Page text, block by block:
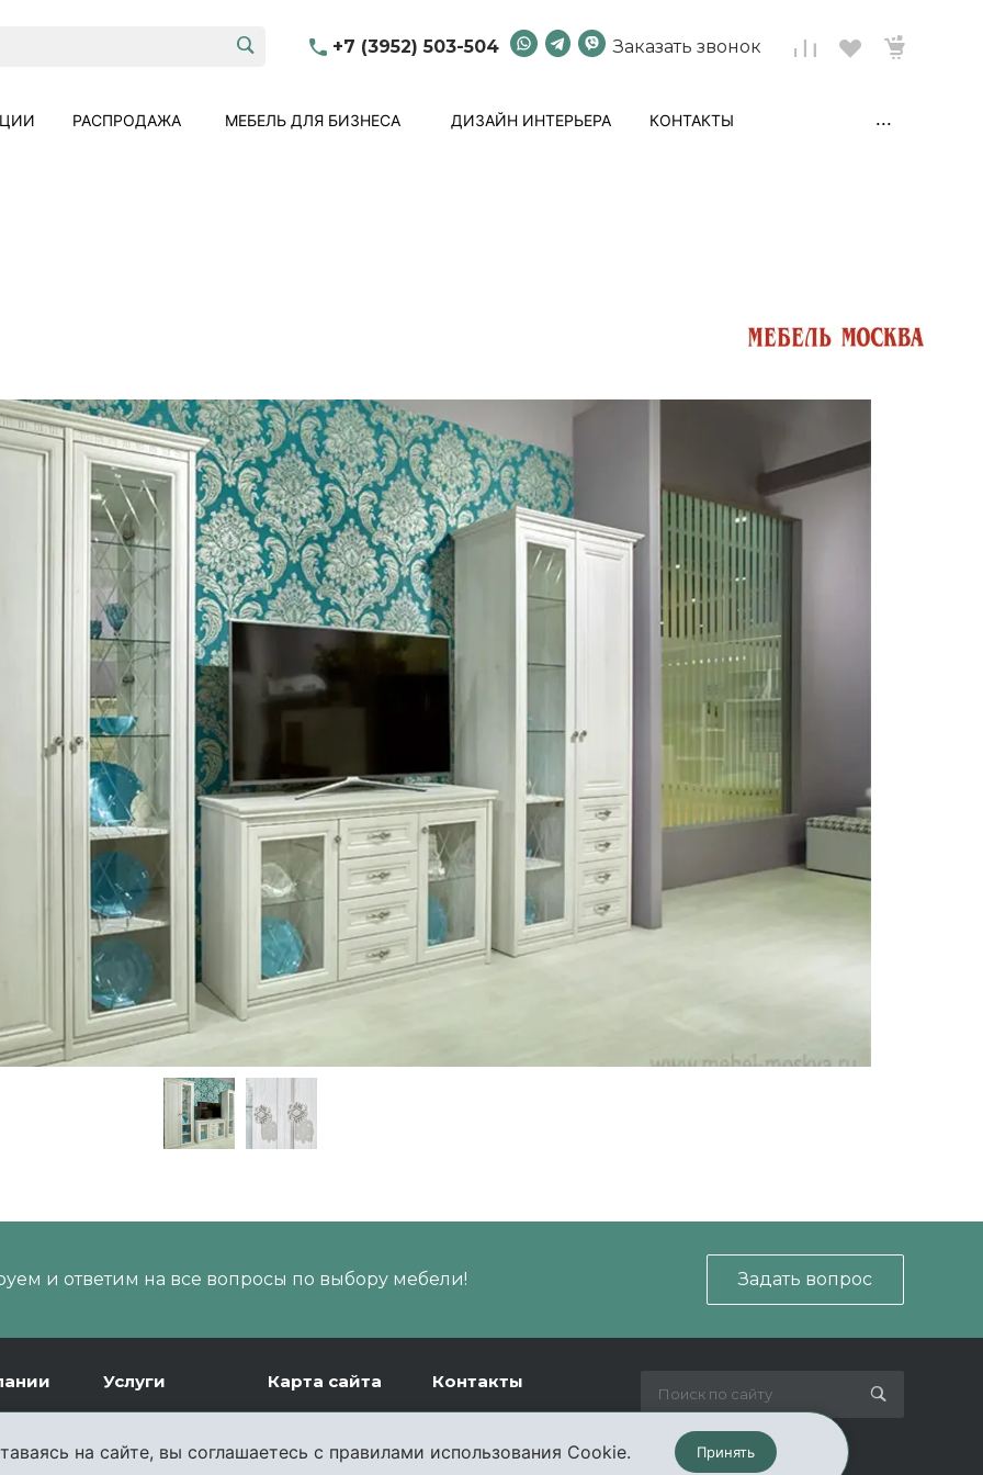
+7 (3952) 503-504 Заказать звонок
РАСПРОДАЖА МЕБЕЛЬ ДЛЯ БИЗНЕСА ДИЗАЙН ИНТЕРЬЕРА КОНТАКТЫ ...
и ответим на все вопросы по выбору мебели! Задать вопрос
Услуги
Сборка
Карта сайта Контакты
Мы в соц. сетях
на сайте, вы соглашаетесь с правилами использования Cookie. Принять